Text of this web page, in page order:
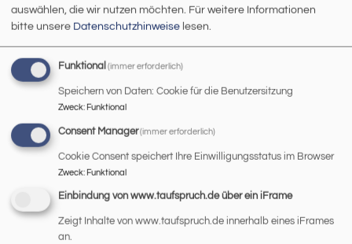
Startseite Angelika Hanzlick
Angelika Hanzlick
Pfarrer Klaus Göldner und
Chorleiterin Angelika
Hanzlick in St. Johannes
feierlich verabschiedet
auswählen, die wir nutzen möchten. Für weitere Informationen
bitte unsere Datenschutzhinweise lesen.
Funktional (immer erforderlich)
Speichern von Daten: Cookie für die Benutzersitzung
Zweck: Funktional
Consent Manager (immer erforderlich)
Cookie Consent speichert Ihre Einwilligungsstatus im Browser
Zweck: Funktional
Einbindung von www.taufspruch.de über ein iFrame
Zeigt Inhalte von www.taufspruch.de innerhalb eines iFrames
an.